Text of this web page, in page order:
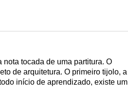
nota tocada de uma partitura. O
de arquitetura. O primeiro tijolo, a
início de aprendizado, existe um